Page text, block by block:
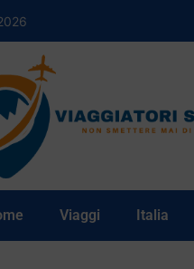
Viaggi Italia